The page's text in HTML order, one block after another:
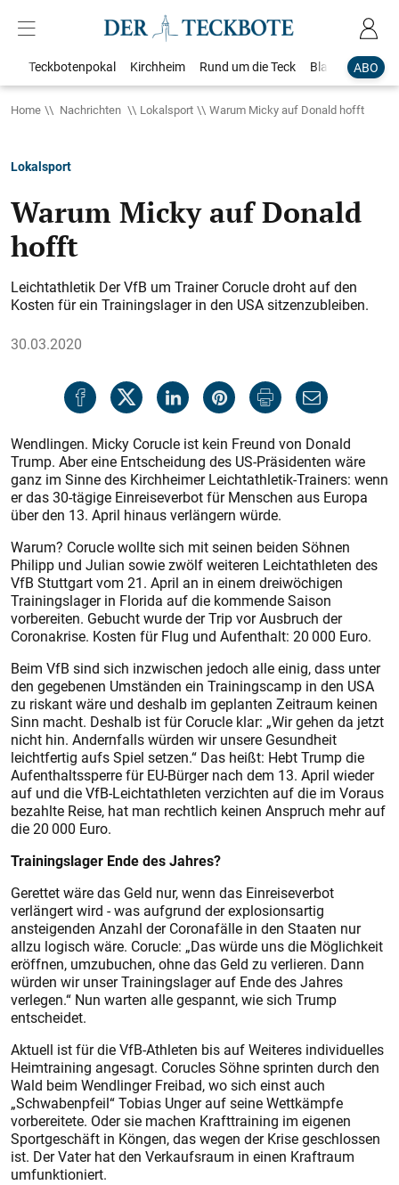
ABO
Teckbotenpokal Kirchheim Rund um die Teck Blaulicht
Home Nachrichten Lokalsport Warum Micky auf Donald hofft
Lokalsport
Warum Micky auf Donald
hofft
Leichtathletik Der VfB um Trainer Corucle droht auf den
Kosten für ein Trainingslager in den USA sitzenzubleiben.
30.03.2020
Wendlingen. Micky Corucle ist kein Freund von Donald
Trump. Aber eine Entscheidung des US-Präsidenten wäre
ganz im Sinne des Kirchheimer Leichtathletik-Trainers: wenn
er das 30-tägige Einreiseverbot für Menschen aus Europa
über den 13. April hinaus verlängern würde.
Warum? Corucle wollte sich mit seinen beiden Söhnen
Philipp und Julian sowie zwölf weiteren Leichtathleten des
VfB Stuttgart vom 21. April an in einem dreiwöchigen
Trainingslager in Florida auf die kommende Saison
vorbereiten. Gebucht wurde der Trip vor Ausbruch der
Coronakrise. Kosten für Flug und Aufenthalt: 20 000 Euro.
Beim VfB sind sich inzwischen jedoch alle einig, dass unter
den gegebenen Umständen ein Trainingscamp in den USA
zu riskant wäre und deshalb im geplanten Zeitraum keinen
Sinn macht. Deshalb ist für Corucle klar: „Wir gehen da jetzt
nicht hin. Andernfalls würden wir unsere Gesundheit
leichtfertig aufs Spiel setzen.“ Das heißt: Hebt Trump die
Aufenthaltssperre für EU-Bürger nach dem 13. April wieder
auf und die VfB-Leichtathleten verzichten auf die im Voraus
bezahlte Reise, hat man rechtlich keinen Anspruch mehr auf
die 20 000 Euro.
Trainingslager Ende des Jahres?
Gerettet wäre das Geld nur, wenn das Einreiseverbot
verlängert wird - was aufgrund der explosionsartig
ansteigenden Anzahl der Coronafälle in den Staaten nur
allzu logisch wäre. Corucle: „Das würde uns die Möglichkeit
eröffnen, umzubuchen, ohne das Geld zu verlieren. Dann
würden wir unser Trainingslager auf Ende des Jahres
verlegen.“ Nun warten alle gespannt, wie sich Trump
entscheidet.
Aktuell ist für die VfB-Athleten bis auf Weiteres individuelles
Heimtraining angesagt. Corucles Söhne sprinten durch den
Wald beim Wendlinger Freibad, wo sich einst auch
„Schwabenpfeil“ Tobias Unger auf seine Wettkämpfe
vorbereitete. Oder sie machen Krafttraining im eigenen
Sportgeschäft in Köngen, das wegen der Krise geschlossen
ist. Der Vater hat den Verkaufsraum in einen Kraftraum
umfunktioniert.